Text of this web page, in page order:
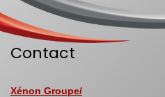
Contact
Xénon Groupe/